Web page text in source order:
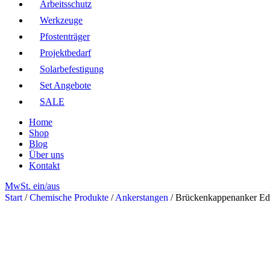
Arbeitsschutz
Werkzeuge
Pfostenträger
Projektbedarf
Solarbefestigung
Set Angebote
SALE
Home
Shop
Blog
Über uns
Kontakt
MwSt. ein/aus
Start / Chemische Produkte / Ankerstangen / Brückenkappenanker